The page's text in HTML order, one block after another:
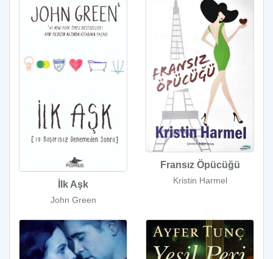
İlk Aşk
John Green
Fransız Öpücüğü
Kristin Harmel